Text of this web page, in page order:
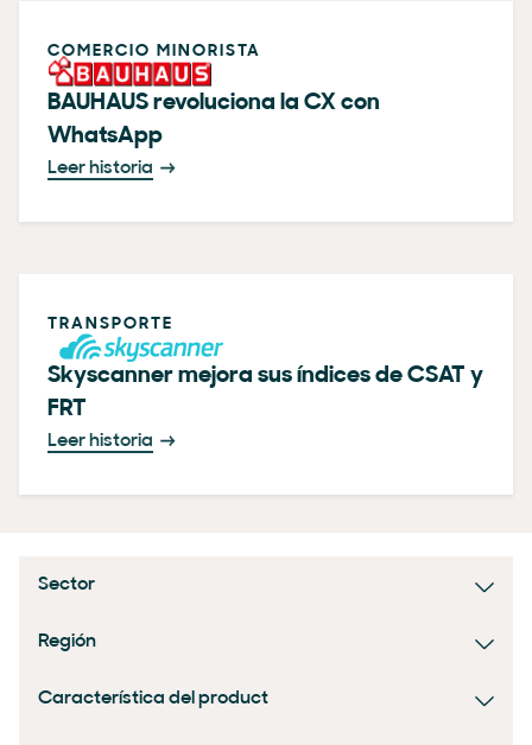
COMERCIO MINORISTA
BAUHAUS revoluciona la CX con
WhatsApp
Leer historia
TRANSPORTE
Skyscanner mejora sus índices de CSAT y
FRT
Leer historia
Sector
Región
Característica del product